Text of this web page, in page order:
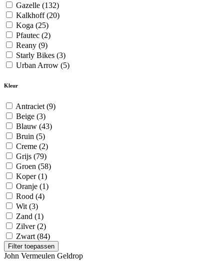
Gazelle (132)
Kalkhoff(20)
Koga (25)
Pfautec (2)
Reany (9)
Starly Bikes (3)
Urban Arrow (5)
Kleur
Antraciet (9)
Beige (3)
Blauw (43)
Bruin (5)
Creme (2)
Grijs (79)
Groen (58)
Koper(1)
Oranje (1)
Rood (4)
Wit (3)
Zand (1)
Zilver(2)
Zwart (84)
Filter toepassen
John Vermeulen Geldrop